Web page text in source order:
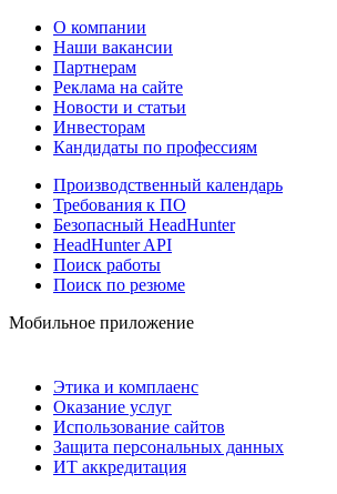
О компании
Наши вакансии
Партнерам
Реклама на сайте
Новости и статьи
Инвесторам
Кандидаты по профессиям
Производственный календарь
Требования к ПО
Безопасный HeadHunter
HeadHunter API
Поиск работы
Поиск по резюме
Мобильное приложение
Этика и комплаенс
Оказание услуг
Использование сайтов
Защита персональных данных
ИТ аккредитация